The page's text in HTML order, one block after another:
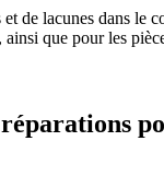
et de lacunes dans le
que pour les